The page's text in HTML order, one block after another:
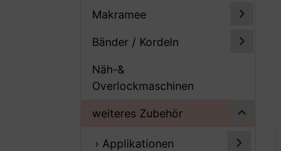
Makramee
Bänder / Kordeln
Näh-&
Overlockmaschinen
weiteres Zubehör
› Applikationen